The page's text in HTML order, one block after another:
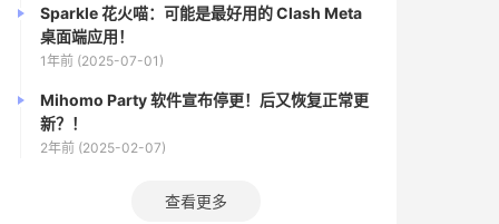
Sparkle 花火喵：可能是最好用的 Clash Meta
桌面端应用！
1年前 (2025-07-01)
Mihomo Party 软件宣布停更！后又恢复正常更
新？！
2年前 (2025-02-07)
查看更多